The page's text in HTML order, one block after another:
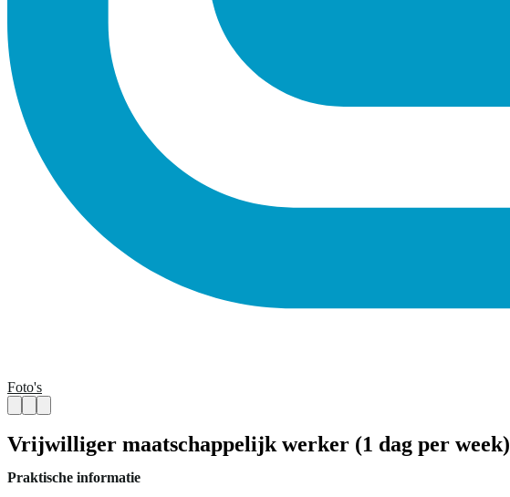
Foto's
Vrijwilliger maatschappelijk werker (1 dag per week)
Praktische informatie